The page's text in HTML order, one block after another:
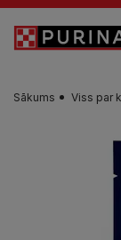
Skip to main
Sākums Viss par